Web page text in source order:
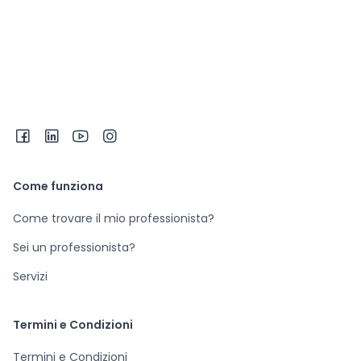
Come funziona
Come trovare il mio professionista?
Sei un professionista?
Servizi
Termini e Condizioni
Termini e Condizioni